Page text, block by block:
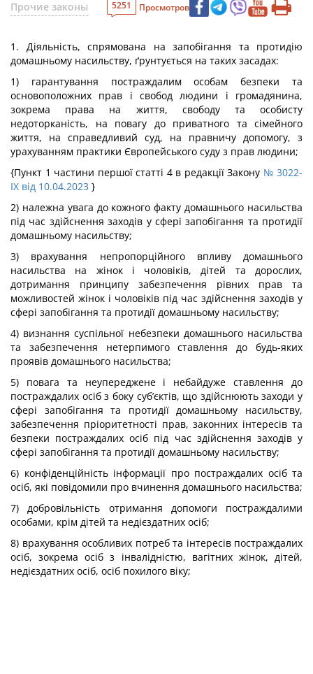
Прочие законы
5251 Просмотров
1. Діяльність, спрямована на запобігання та протидію
домашньому насильству, ґрунтується на таких засадах:
1) гарантування постраждалим особам безпеки та
основоположних прав і свобод людини і громадянина,
зокрема права на життя, свободу та особисту
недоторканість, на повагу до приватного та сімейного
життя, на справедливий суд, на правничу допомогу, з
урахуванням практики Європейського суду з прав людини;
{Пункт 1 частини першої статті 4 в редакції Закону № 3022-
IX від 10.04.2023 }
2) належна увага до кожного факту домашнього насильства
під час здійснення заходів у сфері запобігання та протидії
домашньому насильству;
3) врахування непропорційного впливу домашнього
насильства на жінок і чоловіків, дітей та дорослих,
дотримання принципу забезпечення рівних прав та
можливостей жінок і чоловіків під час здійснення заходів у
сфері запобігання та протидії домашньому насильству;
4) визнання суспільної небезпеки домашнього насильства
та забезпечення нетерпимого ставлення до будь-яких
проявів домашнього насильства;
5) повага та неупереджене і небайдуже ставлення до
постраждалих осіб з боку суб’єктів, що здійснюють заходи у
сфері запобігання та протидії домашньому насильству,
забезпечення пріоритетності прав, законних інтересів та
безпеки постраждалих осіб під час здійснення заходів у
сфері запобігання та протидії домашньому насильству;
6) конфіденційність інформації про постраждалих осіб та
осіб, які повідомили про вчинення домашнього насильства;
7) добровільність отримання допомоги постраждалими
особами, крім дітей та недієздатних осіб;
8) врахування особливих потреб та інтересів постраждалих
осіб, зокрема осіб з інвалідністю, вагітних жінок, дітей,
недієздатних осіб, осіб похилого віку;